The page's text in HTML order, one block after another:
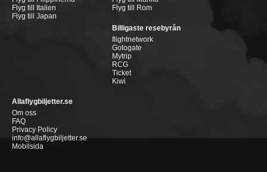
Flyg till Italien
Flyg till Japan
Flyg till Rom
Billigaste resebyrån
flightnetwork
Gotogate
Mytrip
RCG
Ticket
Kiwi
Allaflygbiljetter.se
Om oss
FAQ
Privacy Policy
info@allaflygbiljetter.se
Mobilsida